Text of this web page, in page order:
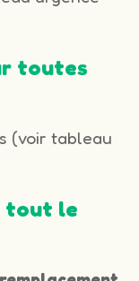
toutes
(voir tableau
tout le